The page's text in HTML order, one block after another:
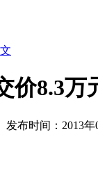
价8.3万
发布时间：2013年